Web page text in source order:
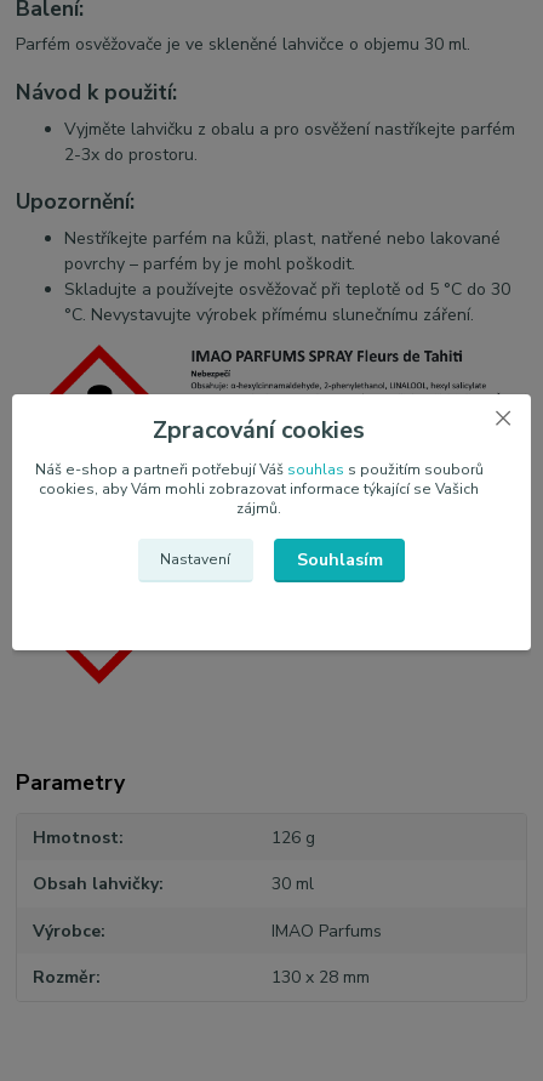
Balení:
Parfém osvěžovače je ve skleněné lahvičce o objemu 30 ml.
Návod k použití:
Vyjměte lahvičku z obalu a pro osvěžení nastříkejte parfém
2-3x do prostoru.
Upozornění:
Nestříkejte parfém na kůži, plast, natřené nebo lakované
povrchy – parfém by je mohl poškodit.
Skladujte a používejte osvěžovač při teplotě od 5 °C do 30
°C. Nevystavujte výrobek přímému slunečnímu záření.
Parametry
Hmotnost 126 g
Obsah lahvičky 30 ml
Výrobce IMAO Parfums
Rozměr 130 x 28 mm
Zpracování cookies
Náš e-shop a partneři potřebují Váš souhlas s použitím souborů
cookies, aby Vám mohli zobrazovat informace týkající se Vašich
zájmů.
Nastavení Souhlasím